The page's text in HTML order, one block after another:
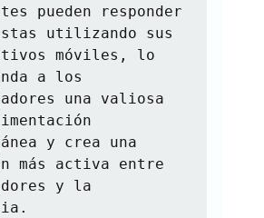
pueden responder
utilizando sus
móviles, lo
a los
una valiosa
y crea una
más activa entre
y la